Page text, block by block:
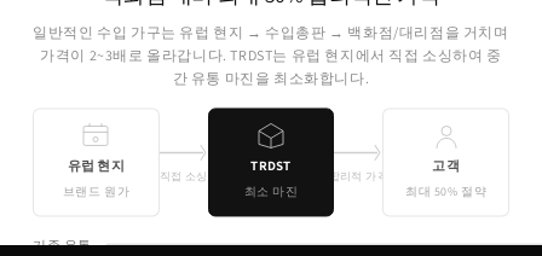
일반적인 수입 가구는 유럽 현지 → 수입총판 → 백화점/대리점을 거치며
가격이 2~3배로 올라갑니다. TRDST는 유럽 현지에서 직접 소싱하여 중
간 유통 마진을 최소화합니다.
유럽 현지
브랜드 원가
직접 소싱
TRDST
최소 마진
합리적 가격
고객
최대 50% 절약
기존 유통